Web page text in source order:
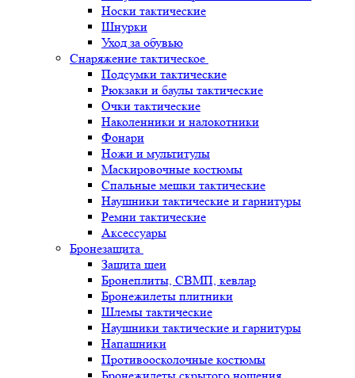
Носки тактические
Шнурки
Уход за обувью
Снаряжение тактическое
Подсумки тактические
Рюкзаки и баулы тактические
Очки тактические
Наколенники и налокотники
Фонари
Ножи и мультитулы
Маскировочные костюмы
Спальные мешки тактические
Наушники тактические и гарнитуры
Ремни тактические
Аксессуары
Бронезащита
Защита шеи
Бронеплиты, СВМП, кевлар
Бронежилеты плитники
Шлемы тактические
Наушники тактические и гарнитуры
Напашники
Противоосколочные костюмы